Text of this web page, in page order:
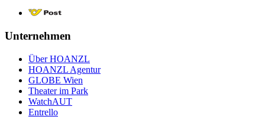
Unternehmen
Über HOANZL
HOANZL Agentur
GLOBE Wien
Theater im Park
WatchAUT
Entrello